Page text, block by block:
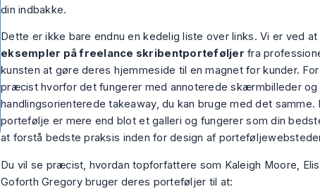
din indbakke.
Dette er ikke bare endnu en kedelig liste over links. Vi er ved
eksempler på freelance skribentporteføljer fra
kunsten at gøre deres hjemmeside til en magnet for kunder.
præcisthvorfordet fungerer med annoterede skærmbilleder og
handlingsorienterede takeaway, du kan bruge med det samme.
portefølje er mere end blot et galleri og fungerer som din
at forstå bedste praksis inden for design af
Du vil se præcist, hvordan topforfattere som Kaleigh Moore,
Goforth Gregory bruger deres porteføljer til at: